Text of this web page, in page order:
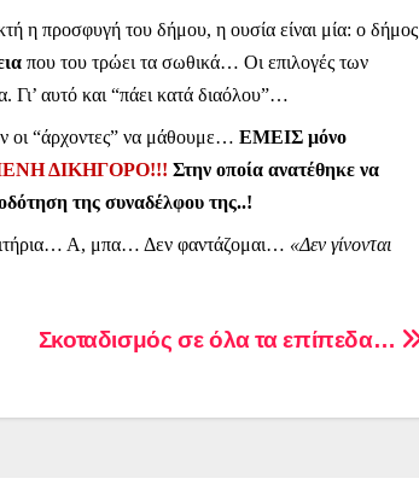
η προσφυγή του δήμου, η ουσία είναι μία: ο δήμος
που του τρώει τα σωθικά… Οι επιλογές των
Γι’ αυτό και “πάει κατά διαόλου”…
οι “άρχοντες” να μάθουμε… ΕΜΕΙΣ μόνο
ΔΙΚΗΓΟΡΟ!!! Στην οποία ανατέθηκε να
της συναδέλφου της..!
Α, μπα… Δεν φαντάζομαι… «Δεν γίνονται
Σκοταδισμός σε όλα τα επίπεδα…